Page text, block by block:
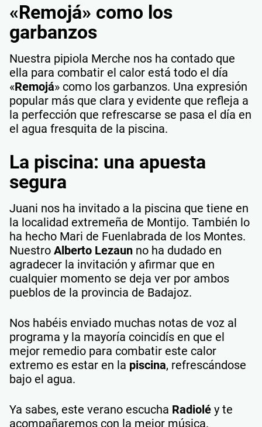
«Remojá» como los
garbanzos
Nuestra pipiola Merche nos ha contado que
ella para combatir el calor está todo el día
«Remojá» como los garbanzos. Una expresión
popular más que clara y evidente que refleja a
la perfección que refrescarse se pasa el día en
el agua fresquita de la piscina.
La piscina: una apuesta
segura
Juani nos ha invitado a la piscina que tiene en
la localidad extremeña de Montijo. También lo
ha hecho Mari de Fuenlabrada de los Montes.
Nuestro Alberto Lezaun no ha dudado en
agradecer la invitación y afirmar que en
cualquier momento se deja ver por ambos
pueblos de la provincia de Badajoz.
Nos habéis enviado muchas notas de voz al
programa y la mayoría coincidís en que el
mejor remedio para combatir este calor
extremo es estar en la piscina, refrescándose
bajo el agua.
Ya sabes, este verano escucha Radiolé y te
acompañaremos con la mejor música.